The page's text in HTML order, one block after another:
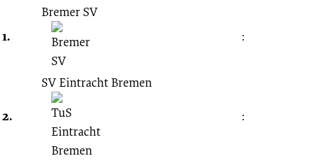
Spieltag
unbekannt
01.07.1928
1.
Bremer SV
:
2.
SV Eintracht Bremen
: